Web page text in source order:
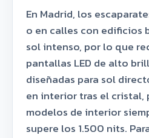
En Madrid, los
o en calles con edificios
sol intenso, por lo que
pantallas LED de alto
diseñadas para sol
en interior tras el cristal,
modelos de interior
supere los 1.500 nits.